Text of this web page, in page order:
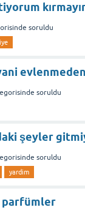
soruldu
soruldu
şeyler
soruldu
yardim
parfümler